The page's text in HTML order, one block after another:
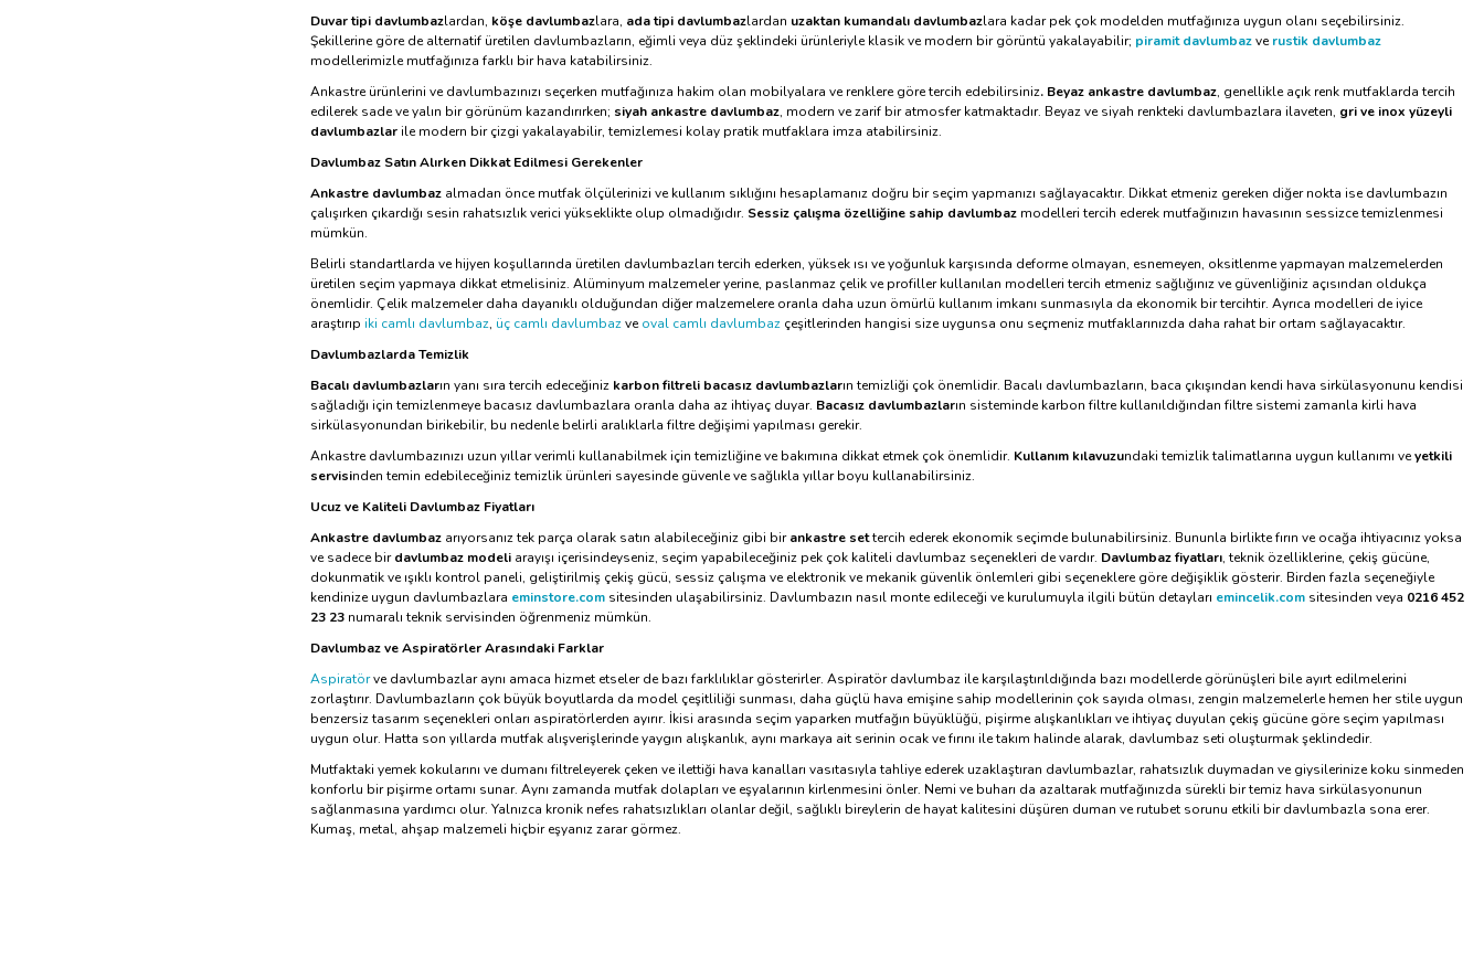
Duvar tipi davlumbazlardan, köşe davlumbazlara, ada tipi davlumbazlardan uzaktan kumandalı davlumbazlara kadar pek çok modelden mutfağınıza uygun olanı seçebilirsiniz.
Şekillerine göre de alternatif üretilen davlumbazların, eğimli veya düz şeklindeki ürünleriyle klasik ve modern bir görüntü yakalayabilir; piramit davlumbazverustik davlumbaz
modellerimizle mutfağınıza farklı bir hava katabilirsiniz.
Ankastre ürünlerini ve davlumbazınızı seçerken mutfağınıza hakim olan mobilyalara ve renklere göre tercih edebilirsiniz. Beyaz ankastre davlumbaz, genellikle açık renk mutfaklarda tercih
edilerek sade ve yalın bir görünüm kazandırırken; siyah ankastre davlumbaz, modern ve zarif bir atmosfer katmaktadır. Beyaz ve siyah renkteki davlumbazlara ilaveten, gri ve inox yüzeyli
davlumbazlarile modern bir çizgi yakalayabilir, temizlemesi kolay pratik mutfaklara imza atabilirsiniz.
Davlumbaz Satın Alırken Dikkat Edilmesi Gerekenler
Ankastre davlumbazalmadan önce mutfak ölçülerinizi ve kullanım sıklığını hesaplamanız doğru bir seçim yapmanızı sağlayacaktır. Dikkat etmeniz gereken diğer nokta ise davlumbazın
çalışırken çıkardığı sesin rahatsızlık verici yükseklikte olup olmadığıdır. Sessiz çalışma özelliğine sahip davlumbazmodelleri tercih ederek mutfağınızın havasının sessizce temizlenmesi
mümkün.
Belirli standartlarda ve hijyen koşullarında üretilen davlumbazları tercih ederken, yüksek ısı ve yoğunluk karşısında deforme olmayan, esnemeyen, oksitlenme yapmayan malzemelerden
üretilen seçim yapmaya dikkat etmelisiniz. Alüminyum malzemeler yerine, paslanmaz çelik ve profiller kullanılan modelleri tercih etmeniz sağlığınız ve güvenliğiniz açısından oldukça
önemlidir. Çelik malzemeler daha dayanıklı olduğundan diğer malzemelere oranla daha uzun ömürlü kullanım imkanı sunmasıyla da ekonomik bir tercihtir. Ayrıca modelleri de iyice
araştırıp iki camlı davlumbaz, üç camlı davlumbazveoval camlı davlumbazçeşitlerinden hangisi size uygunsa onu seçmeniz mutfaklarınızda daha rahat bir ortam sağlayacaktır.
Davlumbazlarda Temizlik
Bacalı davlumbazların yanı sıra tercih edeceğiniz karbon filtreli bacasız davlumbazların temizliği çok önemlidir. Bacalı davlumbazların, baca çıkışından kendi hava sirkülasyonunu kendisi
sağladığı için temizlenmeye bacasız davlumbazlara oranla daha az ihtiyaç duyar. Bacasız davlumbazların sisteminde karbon filtre kullanıldığından filtre sistemi zamanla kirli hava
sirkülasyonundan birikebilir, bu nedenle belirli aralıklarla filtre değişimi yapılması gerekir.
Ankastre davlumbazınızı uzun yıllar verimli kullanabilmek için temizliğine ve bakımına dikkat etmek çok önemlidir. Kullanım kılavuzundaki temizlik talimatlarına uygun kullanımı veyetkili
servisinden temin edebileceğiniz temizlik ürünleri sayesinde güvenle ve sağlıkla yıllar boyu kullanabilirsiniz.
Ucuz ve Kaliteli Davlumbaz Fiyatları
Ankastre davlumbazarıyorsanız tek parça olarak satın alabileceğiniz gibi birankastre settercih ederek ekonomik seçimde bulunabilirsiniz. Bununla birlikte fırın ve ocağa ihtiyacınız yoksa
ve sadece birdavlumbaz modeliarayışı içerisindeyseniz, seçim yapabileceğiniz pek çok kaliteli davlumbaz seçenekleri de vardır. Davlumbaz fiyatları, teknik özelliklerine, çekiş gücüne,
dokunmatik ve ışıklı kontrol paneli, geliştirilmiş çekiş gücü, sessiz çalışma ve elektronik ve mekanik güvenlik önlemleri gibi seçeneklere göre değişiklik gösterir. Birden fazla seçeneğiyle
kendinize uygun davlumbazlara eminstore.comsitesinden ulaşabilirsiniz. Davlumbazın nasıl monte edileceği ve kurulumuyla ilgili bütün detayları emincelik.comsitesinden veya 0216 452
23 23numaralı teknik servisinden öğrenmeniz mümkün.
Davlumbaz ve Aspiratörler Arasındaki Farklar
Aspiratörve davlumbazlar aynı amaca hizmet etseler de bazı farklılıklar gösterirler. Aspiratör davlumbaz ile karşılaştırıldığında bazı modellerde görünüşleri bile ayırt edilmelerini
zorlaştırır. Davlumbazların çok büyük boyutlarda da model çeşitliliği sunması, daha güçlü hava emişine sahip modellerinin çok sayıda olması, zengin malzemelerle hemen her stile uygun
benzersiz tasarım seçenekleri onları aspiratörlerden ayırır. İkisi arasında seçim yaparken mutfağın büyüklüğü, pişirme alışkanlıkları ve ihtiyaç duyulan çekiş gücüne göre seçim yapılması
uygun olur. Hatta son yıllarda mutfak alışverişlerinde yaygın alışkanlık, aynı markaya ait serinin ocak ve fırını ile takım halinde alarak, davlumbaz seti oluşturmak şeklindedir.
Mutfaktaki yemek kokularını ve dumanı filtreleyerek çeken ve ilettiği hava kanalları vasıtasıyla tahliye ederek uzaklaştıran davlumbazlar, rahatsızlık duymadan ve giysilerinize koku sinmeden
konforlu bir pişirme ortamı sunar. Aynı zamanda mutfak dolapları ve eşyalarının kirlenmesini önler. Nemi ve buharı da azaltarak mutfağınızda sürekli bir temiz hava sirkülasyonunun
sağlanmasına yardımcı olur. Yalnızca kronik nefes rahatsızlıkları olanlar değil, sağlıklı bireylerin de hayat kalitesini düşüren duman ve rutubet sorunu etkili bir davlumbazla sona erer.
Kumaş, metal, ahşap malzemeli hiçbir eşyanız zarar görmez.